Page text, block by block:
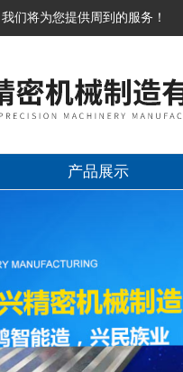
们将为您提供周到的服务！
产品展示